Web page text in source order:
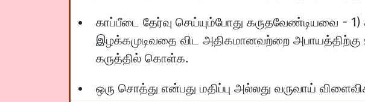
காப்பீடை தேர்வு செய்யும்போது கருதவேண்டியவை -
இழக்கமுடிவதை விட அதிகமானவற்றை
கருத்தில் கொள்க.
ஒரு சொத்து என்பது மதிப்பு அல்லது வருவாய்